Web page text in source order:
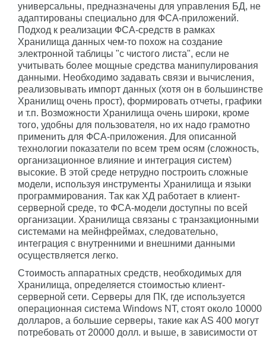
универсальны, предназначены для управления БД, не
адаптированы специально для ФСА-приложений.
Подход к реализации ФСА-средств в рамках
Хранилища данных чем-то похож на создание
электронной таблицы "с чистого листа", если не
учитывать более мощные средства манипулирования
данными. Необходимо задавать связи и вычисления,
реализовывать импорт данных (хотя он в большинстве
Хранилищ очень прост), формировать отчеты, графики
и т.п. Возможности Хранилища очень широки, кроме
того, удобны для пользователя, но их надо грамотно
применить для ФСА-приложения. Для описанной
технологии показатели по всем трем осям (сложность,
организационное влияние и интеграция систем)
высокие. В этой среде нетрудно построить сложные
модели, используя инструменты Хранилища и языки
программирования. Так как ХД работает в клиент-
серверной среде, то ФСА-модели доступны по всей
организации. Хранилища связаны с транзакционными
системами на мейнфреймах, следовательно,
интеграция с внутренними и внешними данными
осуществляется легко.
Стоимость аппаратных средств, необходимых для
Хранилища, определяется стоимостью клиент-
серверной сети. Серверы для ПК, где используется
операционная система Windows NT, стоят около 10000
долларов, а большие серверы, такие как AS 400 могут
потребовать от 20000 долл. и выше, в зависимости от